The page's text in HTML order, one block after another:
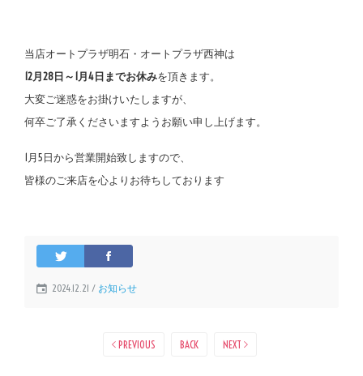
当店オートプラザ明石・オートプラザ西神は
12月28日～1月4日までお休みを頂きます。
大変ご迷惑をお掛けいたしますが、
何卒ご了承くださいますようお願い申し上げます。
1月5日から営業開始致しますので、
皆様のご来店を心よりお待ちしております
2024.12.21 / お知らせ
PREVIOUS BACK NEXT